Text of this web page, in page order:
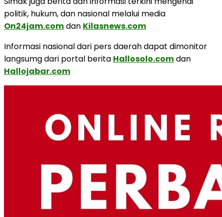
politik, hukum, dan nasional melalui media
On24jam.comdan Kilasnews.com
Informasi nasional dari pers daerah dapat dimonitor
langsumg dari portal berita Hallosolo.comdan
Hallojabar.com